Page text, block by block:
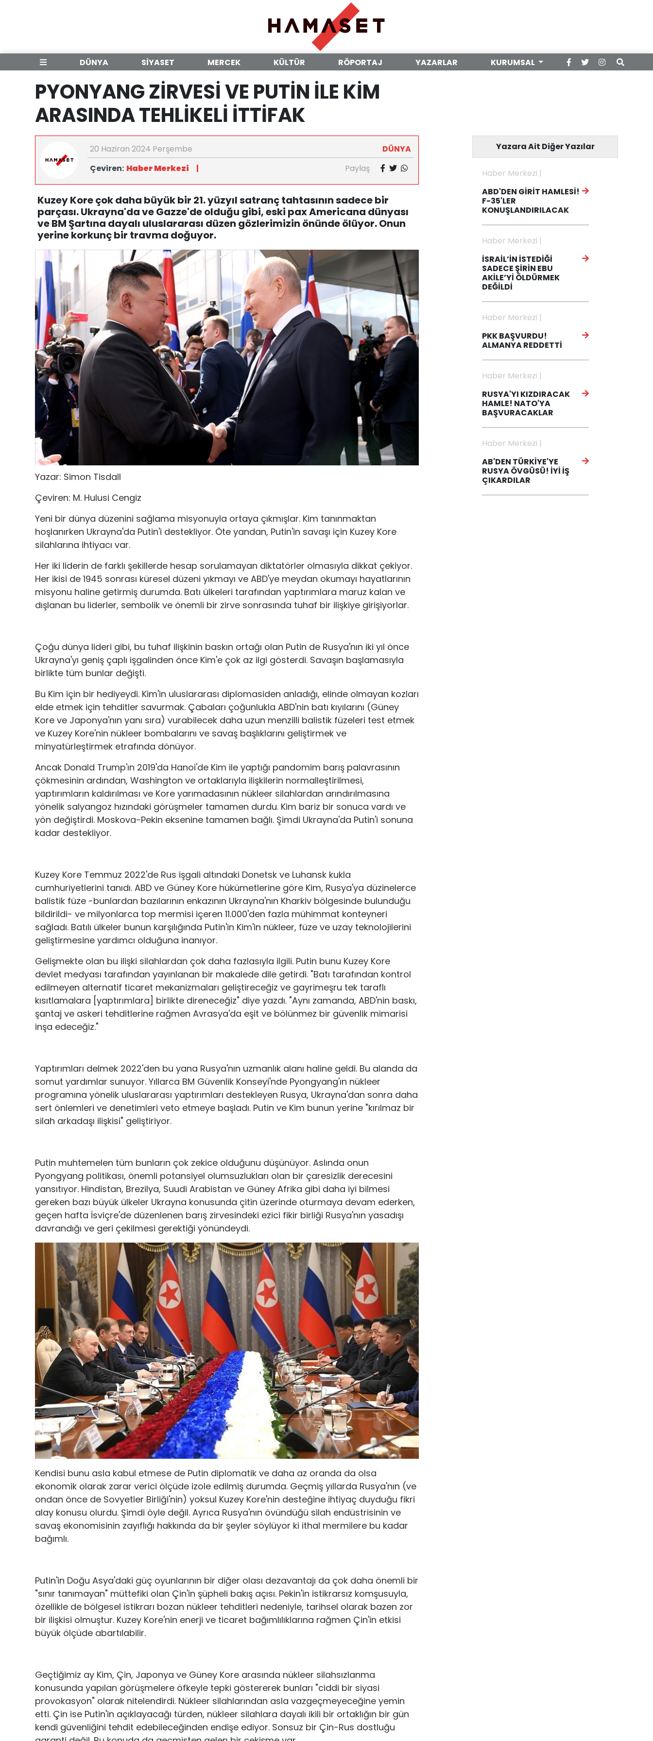
DÜNYA SİYASET MERCEK KÜLTÜR RÖPORTAJ YAZARLAR KURUMSAL
PYONYANG ZİRVESİ VE PUTİN İLE KİM
ARASINDA TEHLİKELİ İTTİFAK
20 Haziran 2024 Perşembe
DÜNYA
Çeviren: Haber Merkezi | Paylaş
Kuzey Kore çok daha büyük bir 21. yüzyıl satranç tahtasının sadece bir
parçası. Ukrayna'da ve Gazze'de olduğu gibi, eski pax Americana dünyası
ve BM Şartına dayalı uluslararası düzen gözlerimizin önünde ölüyor. Onun
yerine korkunç bir travma doğuyor.
Yazar: Simon Tisdall
Çeviren: M. Hulusi Cengiz
Yeni bir dünya düzenini sağlama misyonuyla ortaya çıkmışlar. Kim tanınmaktan
hoşlanırken Ukrayna'da Putin'i destekliyor. Öte yandan, Putin'in savaşı için Kuzey Kore
silahlarına ihtiyacı var.
Her iki liderin de farklı şekillerde hesap sorulamayan diktatörler olmasıyla dikkat çekiyor.
Her ikisi de 1945 sonrası küresel düzeni yıkmayı ve ABD'ye meydan okumayı hayatlarının
misyonu haline getirmiş durumda. Batı ülkeleri tarafından yaptırımlara maruz kalan ve
dışlanan bu liderler, sembolik ve önemli bir zirve sonrasında tuhaf bir ilişkiye girişiyorlar.
Çoğu dünya lideri gibi, bu tuhaf ilişkinin baskın ortağı olan Putin de Rusya'nın iki yıl önce
Ukrayna'yı geniş çaplı işgalinden önce Kim'e çok az ilgi gösterdi. Savaşın başlamasıyla
birlikte tüm bunlar değişti.
Bu Kim için bir hediyeydi. Kim'in uluslararası diplomasiden anladığı, elinde olmayan kozları
elde etmek için tehditler savurmak. Çabaları çoğunlukla ABD'nin batı kıyılarını (Güney
Kore ve Japonya'nın yanı sıra) vurabilecek daha uzun menzilli balistik füzeleri test etmek
ve Kuzey Kore'nin nükleer bombalarını ve savaş başlıklarını geliştirmek ve
minyatürleştirmek etrafında dönüyor.
Ancak Donald Trump'ın 2019'da Hanoi'de Kim ile yaptığı pandomim barış palavrasının
çökmesinin ardından, Washington ve ortaklarıyla ilişkilerin normalleştirilmesi,
yaptırımların kaldırılması ve Kore yarımadasının nükleer silahlardan arındırılmasına
yönelik salyangoz hızındaki görüşmeler tamamen durdu. Kim bariz bir sonuca vardı ve
yön değiştirdi. Moskova-Pekin eksenine tamamen bağlı. Şimdi Ukrayna'da Putin'i sonuna
kadar destekliyor.
Kuzey Kore Temmuz 2022'de Rus işgali altındaki Donetsk ve Luhansk kukla
cumhuriyetlerini tanıdı. ABD ve Güney Kore hükümetlerine göre Kim, Rusya'ya düzinelerce
balistik füze -bunlardan bazılarının enkazının Ukrayna'nın Kharkiv bölgesinde bulunduğu
bildirildi- ve milyonlarca top mermisi içeren 11.000'den fazla mühimmat konteyneri
sağladı. Batılı ülkeler bunun karşılığında Putin'in Kim'in nükleer, füze ve uzay teknolojilerini
geliştirmesine yardımcı olduğuna inanıyor.
Gelişmekte olan bu ilişki silahlardan çok daha fazlasıyla ilgili. Putin bunu Kuzey Kore
devlet medyası tarafından yayınlanan bir makalede dile getirdi. "Batı tarafından kontrol
edilmeyen alternatif ticaret mekanizmaları geliştireceğiz ve gayrimeşru tek taraflı
kısıtlamalara [yaptırımlara] birlikte direneceğiz" diye yazdı. "Aynı zamanda, ABD'nin baskı,
şantaj ve askeri tehditlerine rağmen Avrasya'da eşit ve bölünmez bir güvenlik mimarisi
inşa edeceğiz."
Yaptırımları delmek 2022'den bu yana Rusya'nın uzmanlık alanı haline geldi. Bu alanda da
somut yardımlar sunuyor. Yıllarca BM Güvenlik Konseyi'nde Pyongyang'ın nükleer
programına yönelik uluslararası yaptırımları destekleyen Rusya, Ukrayna'dan sonra daha
sert önlemleri ve denetimleri veto etmeye başladı. Putin ve Kim bunun yerine "kırılmaz bir
silah arkadaşı ilişkisi" geliştiriyor.
Putin muhtemelen tüm bunların çok zekice olduğunu düşünüyor. Aslında onun
Pyongyang politikası, önemli potansiyel olumsuzlukları olan bir çaresizlik derecesini
yansıtıyor. Hindistan, Brezilya, Suudi Arabistan ve Güney Afrika gibi daha iyi bilmesi
gereken bazı büyük ülkeler Ukrayna konusunda çitin üzerinde oturmaya devam ederken,
geçen hafta İsviçre'de düzenlenen barış zirvesindeki ezici fikir birliği Rusya'nın yasadışı
davrandığı ve geri çekilmesi gerektiği yönündeydi.
Kendisi bunu asla kabul etmese de Putin diplomatik ve daha az oranda da olsa
ekonomik olarak zarar verici ölçüde izole edilmiş durumda. Geçmiş yıllarda Rusya'nın (ve
ondan önce de Sovyetler Birliği'nin) yoksul Kuzey Kore'nin desteğine ihtiyaç duyduğu fikri
alay konusu olurdu. Şimdi öyle değil. Ayrıca Rusya'nın övündüğü silah endüstrisinin ve
savaş ekonomisinin zayıflığı hakkında da bir şeyler söylüyor ki ithal mermilere bu kadar
bağımlı.
Putin'in Doğu Asya'daki güç oyunlarının bir diğer olası dezavantajı da çok daha önemli bir
"sınır tanımayan" müttefiki olan Çin'in şüpheli bakış açısı. Pekin'in istikrarsız komşusuyla,
özellikle de bölgesel istikrarı bozan nükleer tehditleri nedeniyle, tarihsel olarak bazen zor
bir ilişkisi olmuştur. Kuzey Kore'nin enerji ve ticaret bağımlılıklarına rağmen Çin'in etkisi
büyük ölçüde abartılabilir.
Geçtiğimiz ay Kim, Çin, Japonya ve Güney Kore arasında nükleer silahsızlanma
konusunda yapılan görüşmelere öfkeyle tepki göstererek bunları "ciddi bir siyasi
provokasyon" olarak nitelendirdi. Nükleer silahlarından asla vazgeçmeyeceğine yemin
etti. Çin ise Putin'in açıklayacağı türden, nükleer silahlara dayalı ikili bir ortaklığın bir gün
kendi güvenliğini tehdit edebileceğinden endişe ediyor. Sonsuz bir Çin-Rus dostluğu
Yazara Ait Diğer Yazılar
Haber Merkezi |
ABD'DEN GİRİT HAMLESİ!
F-35'LER
KONUŞLANDIRILACAK
Haber Merkezi |
İSRAİL’İN İSTEDİĞİ
SADECE ŞİRİN EBU
AKİLE’Yİ ÖLDÜRMEK
DEĞİLDİ
Haber Merkezi |
PKK BAŞVURDU!
ALMANYA REDDETTİ
Haber Merkezi |
RUSYA'YI KIZDIRACAK
HAMLE! NATO'YA
BAŞVURACAKLAR
Haber Merkezi |
AB'DEN TÜRKİYE'YE
RUSYA ÖVGÜSÜ! İYİ İŞ
ÇIKARDILAR